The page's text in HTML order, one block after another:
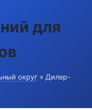
для
округ » Дилер-